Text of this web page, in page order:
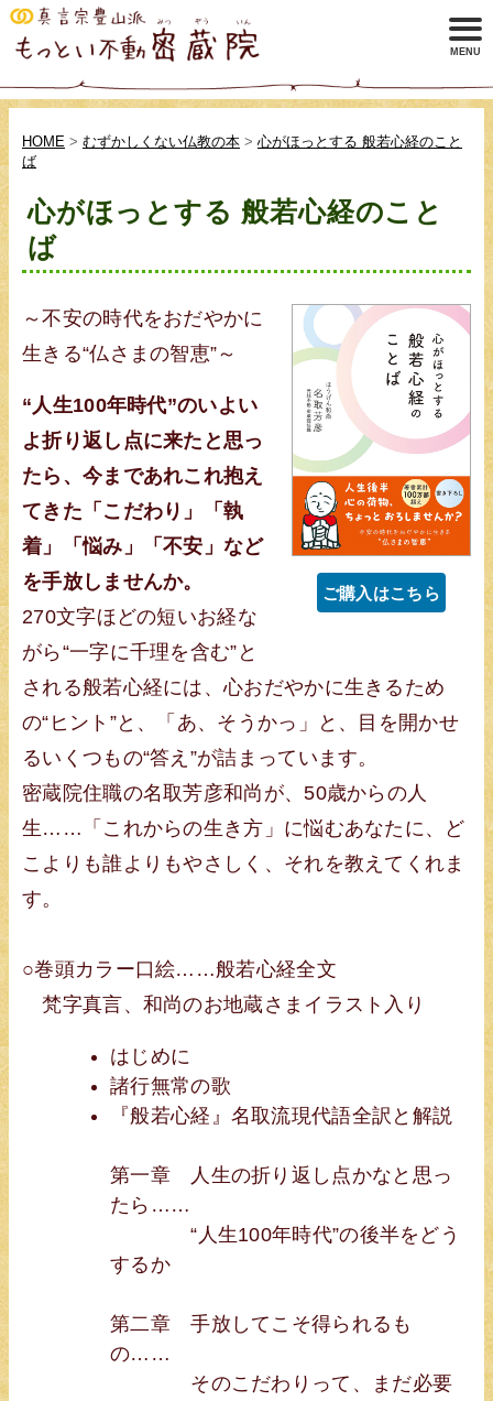
HOME > むずかしくない仏教の本 > 心がほっとする 般若心経のこと
ば
心がほっとする 般若心経のこと
ば
ご購入はこちら
～不安の時代をおだやかに
生きる“仏さまの智恵”～
“人生100年時代”のいよい
よ折り返し点に来たと思っ
たら、今まであれこれ抱え
てきた「こだわり」「執
着」「悩み」「不安」など
を手放しませんか。
270文字ほどの短いお経な
がら“一字に千理を含む”と
される般若心経には、心おだやかに生きるため
の“ヒント”と、「あ、そうかっ」と、目を開かせ
るいくつもの“答え”が詰まっています。
密蔵院住職の名取芳彦和尚が、50歳からの人
生……「これからの生き方」に悩むあなたに、ど
こよりも誰よりもやさしく、それを教えてくれま
す。
○巻頭カラー口絵……般若心経全文
梵字真言、和尚のお地蔵さまイラスト入り
はじめに
諸行無常の歌
『般若心経』名取流現代語全訳と解説
第一章 人生の折り返し点かなと思っ
たら……
“人生100年時代”の後半をどう
するか
第二章 手放してこそ得られるも
の……
そのこだわりって、まだ必要